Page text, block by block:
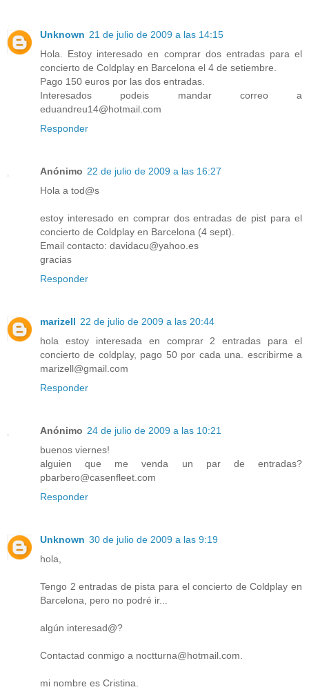
Unknown 21 de julio de 2009 a las 14:15
Hola. Estoy interesado en comprar dos entradas para el
concierto de Coldplay en Barcelona el 4 de setiembre.
Pago 150 euros por las dos entradas.
Interesados podeis mandar correo a
eduandreu14@hotmail.com
Responder
Anónimo 22 de julio de 2009 a las 16:27
Hola a tod@s
estoy interesado en comprar dos entradas de pist para el
concierto de Coldplay en Barcelona (4 sept).
Email contacto: davidacu@yahoo.es
gracias
Responder
marizell 22 de julio de 2009 a las 20:44
hola estoy interesada en comprar 2 entradas para el
concierto de coldplay, pago 50 por cada una. escribirme a
marizell@gmail.com
Responder
Anónimo 24 de julio de 2009 a las 10:21
buenos viernes!
alguien que me venda un par de entradas?
pbarbero@casenfleet.com
Responder
Unknown 30 de julio de 2009 a las 9:19
hola,
Tengo 2 entradas de pista para el concierto de Coldplay en
Barcelona, pero no podré ir...
algún interesad@?
Contactad conmigo a noctturna@hotmail.com.
mi nombre es Cristina.